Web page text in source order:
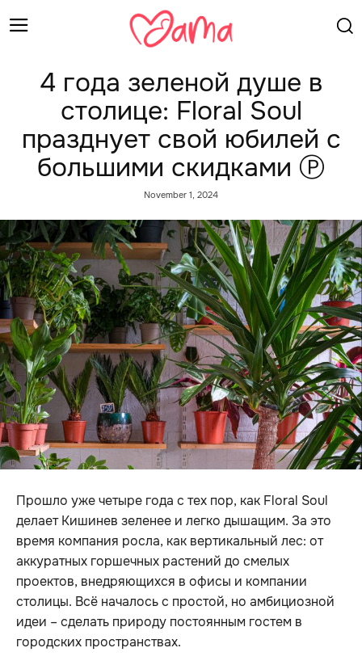
4 года зеленой душе в
столице: Floral Soul
празднует свой юбилей с
большими скидками Ⓟ
November 1, 2024
Прошло уже четыре года с тех пор, как Floral Soul
делает Кишинев зеленее и легко дышащим. За это
время компания росла, как вертикальный лес: от
аккуратных горшечных растений до смелых
проектов, внедряющихся в офисы и компании
столицы. Всё началось с простой, но амбициозной
идеи – сделать природу постоянным гостем в
городских пространствах.